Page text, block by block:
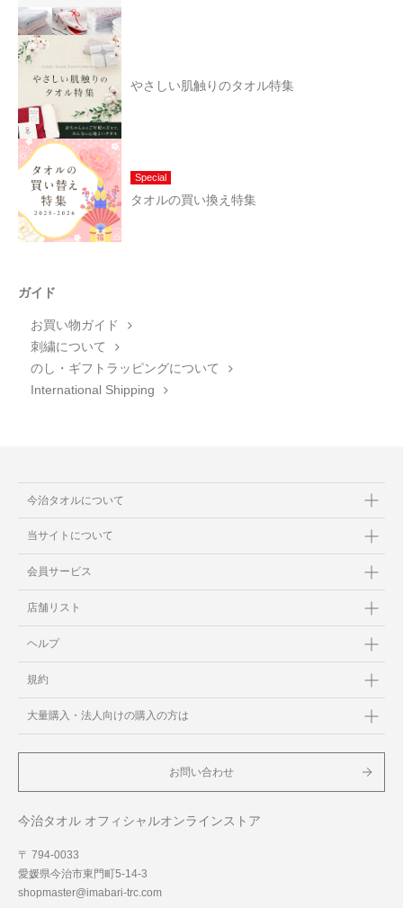
やさしい肌触りのタオル特集
Special
タオルの買い換え特集
ガイド
お買い物ガイド
刺繍について
のし・ギフトラッピングについて
International Shipping
今治タオルについて
当サイトについて
会員サービス
店舗リスト
ヘルプ
規約
大量購入・法人向けの購入の方は
お問い合わせ
今治タオル オフィシャルオンラインストア
〒 794-0033
愛媛県今治市東門町5-14-3
shopmaster@imabari-trc.com